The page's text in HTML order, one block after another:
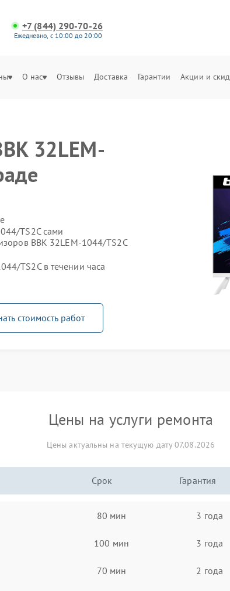
+7 (844) 290-70-26
Ежедневно, с 10:00 до 20:00
О нас Отзывы Доставка Гарантии Акции и
32LEM-
TS2C сами
BBK 32LEM-1044/TS2C
TS2C в течении часа
стоимость работ
Цены на услуги ремонта
Цены актуальны на текущую дату 07.08.2026
Срок Гарантия
80 мин 3 года
100 мин 3 года
70 мин 2 года